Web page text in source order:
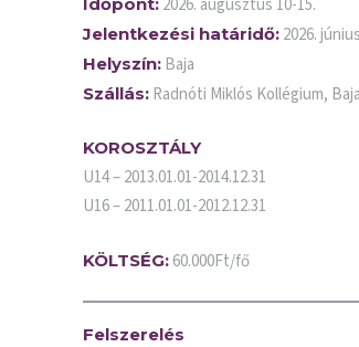
Jelentkezési határidő: 2026.
Helyszín: Baja
Szállás: Radnóti Miklós Kollégium,
KOROSZTÁLY
U14 – 2013.01.01-2014.12.31
U16 – 2011.01.01-2012.12.31
KÖLTSÉG: 60.000Ft/fő
Felszerelés